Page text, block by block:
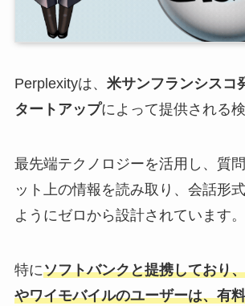
Perplexityは、 米サンフランシスコ
タートアップによって提供される検
最先端テクノロジーを活用し、質
ット上の情報を読み取り、会話形
ようにゼロから設計されています。
特にソフトバンクと提携しており
やワイモバイルのユーザーは、有